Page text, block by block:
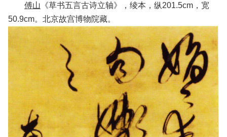
傅山 《草书五言古诗立轴》，绫本，纵201.5cm，宽
50.9cm。北京故宫博物院藏。